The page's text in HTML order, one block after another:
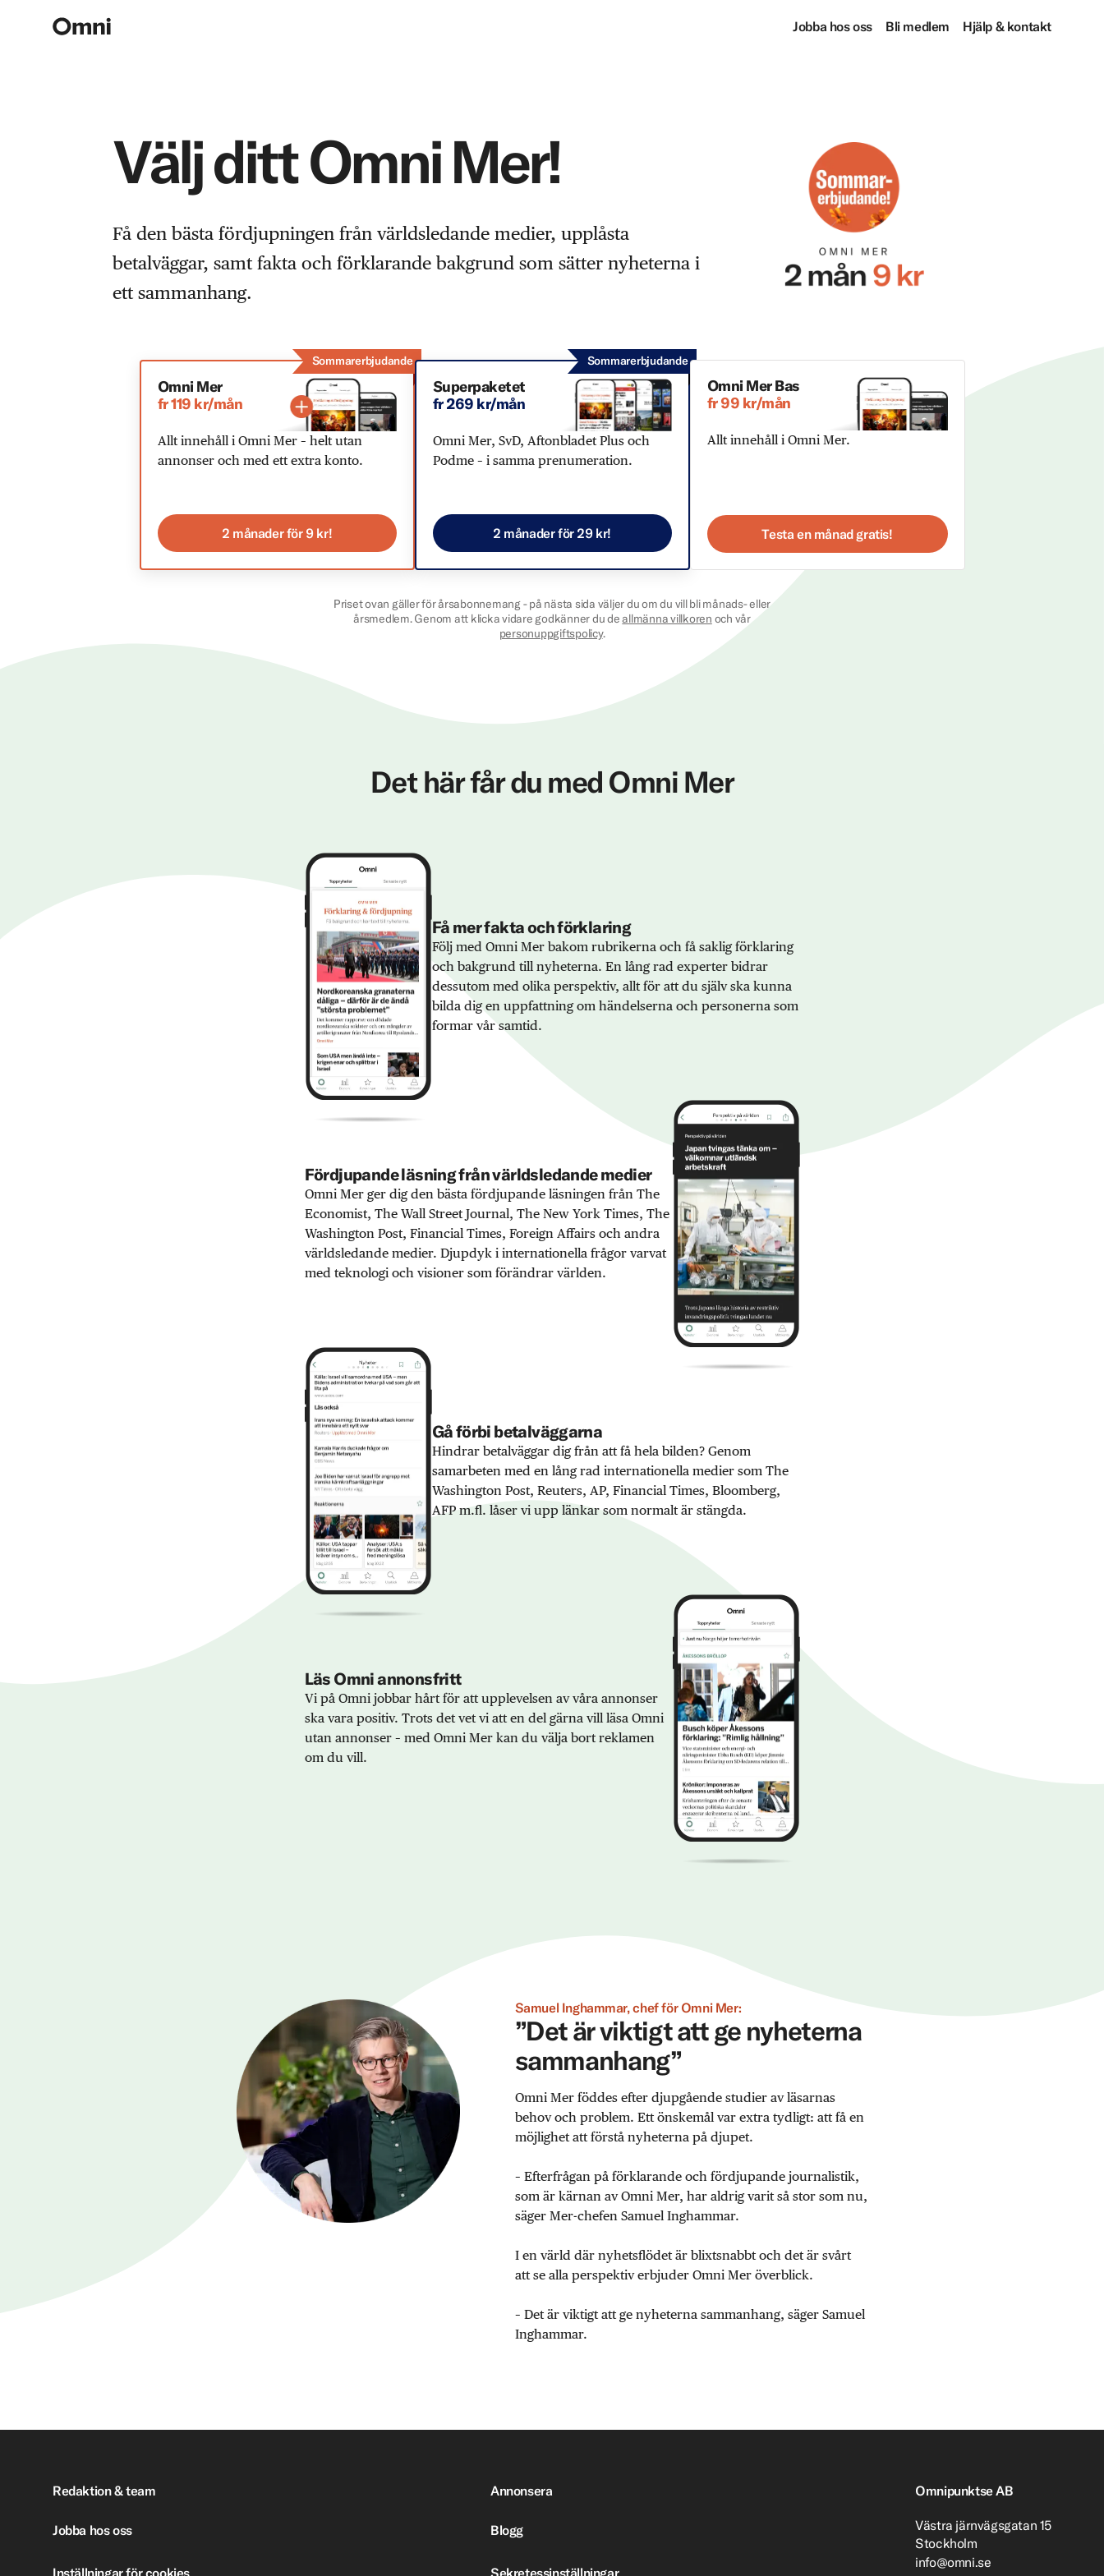
Jobba hos oss Bli medlem Hjälp & kontakt
Välj ditt Omni Mer!
Få den bästa fördjupningen från världsledande medier, upplåsta
betalväggar, samt fakta och förklarande bakgrund som sätter nyheterna i
ett sammanhang.
Sommarerbjudande
Omni Mer
fr 119 kr/mån
Allt innehåll i Omni Mer – helt utan
annonser och med ett extra konto.
2 månader för 9 kr!
Sommarerbjudande
Superpaketet
fr 269 kr/mån
Omni Mer, SvD, Aftonbladet Plus och
Podme – i samma prenumeration.
2 månader för 29 kr!
Omni Mer Bas
fr 99 kr/mån
Allt innehåll i Omni Mer.
Testa en månad gratis!
Priset ovan gäller för årsabonnemang - på nästa sida väljer du om du vill bli månads- eller
årsmedlem. Genom att klicka vidare godkänner du deallmänna villkoren och vår
personuppgiftspolicy.
Det här får du med Omni Mer
Få mer fakta och förklaring
Följ med Omni Mer bakom rubrikerna och få saklig förklaring
och bakgrund till nyheterna. En lång rad experter bidrar
dessutom med olika perspektiv, allt för att du själv ska kunna
bilda dig en uppfattning om händelserna och personerna som
formar vår samtid.
Fördjupande läsning från världsledande medier
Omni Mer ger dig den bästa fördjupande läsningen från The
Economist, The Wall Street Journal, The New York Times, The
Washington Post, Financial Times, Foreign Affairs och andra
världsledande medier. Djupdyk i internationella frågor varvat
med teknologi och visioner som förändrar världen.
Gå förbi betalväggarna
Hindrar betalväggar dig från att få hela bilden? Genom
samarbeten med en lång rad internationella medier som The
Washington Post, Reuters, AP, Financial Times, Bloomberg,
AFP m.fl. låser vi upp länkar som normalt är stängda.
Läs Omni annonsfritt
Vi på Omni jobbar hårt för att upplevelsen av våra annonser
ska vara positiv. Trots det vet vi att en del gärna vill läsa Omni
utan annonser – med Omni Mer kan du välja bort reklamen
om du vill.
Samuel Inghammar, chef för Omni Mer:
”Det är viktigt att ge nyheterna
sammanhang”
Omni Mer föddes efter djupgående studier av läsarnas
behov och problem. Ett önskemål var extra tydligt: att få en
möjlighet att förstå nyheterna på djupet.
– Efterfrågan på förklarande och fördjupande journalistik,
som är kärnan av Omni Mer, har aldrig varit så stor som nu,
säger Mer-chefen Samuel Inghammar.
I en värld där nyhetsflödet är blixtsnabbt och det är svårt
att se alla perspektiv erbjuder Omni Mer överblick.
– Det är viktigt att ge nyheterna sammanhang, säger Samuel
Inghammar.
Redaktion & team Annonsera
Jobba hos oss Blogg
Inställningar för cookies Sekretessinställningar
Omnipunktse AB
Västra järnvägsgatan 15
Stockholm
info@omni.se